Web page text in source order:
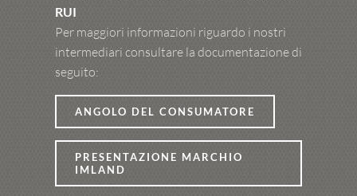
RUI
Per maggiori informazioni riguardo i nostri
intermediari consultare la documentazione di
seguito:
ANGOLO DEL CONSUMATORE
PRESENTAZIONE MARCHIO
IMLAND